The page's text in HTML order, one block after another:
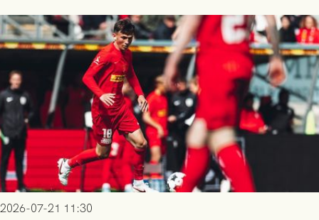
2026-07-21 11:30